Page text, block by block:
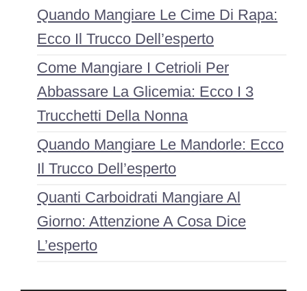
Quando Mangiare Le Cime Di Rapa:
Ecco Il Trucco Dell’esperto
Come Mangiare I Cetrioli Per
Abbassare La Glicemia: Ecco I 3
Trucchetti Della Nonna
Quando Mangiare Le Mandorle: Ecco
Il Trucco Dell’esperto
Quanti Carboidrati Mangiare Al
Giorno: Attenzione A Cosa Dice
L’esperto